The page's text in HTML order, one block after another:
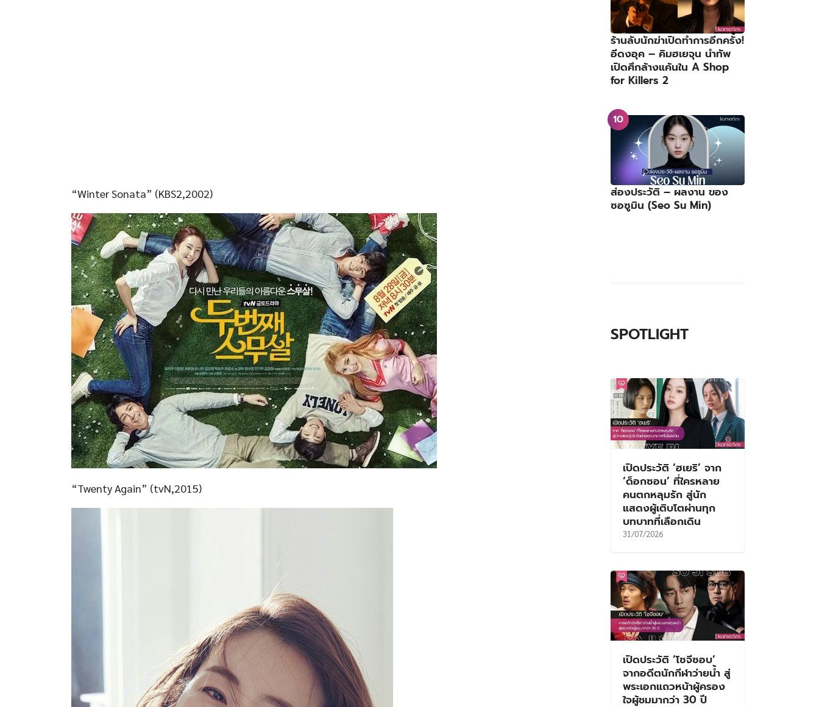
“Winter Sonata” (KBS2,2002)
“Twenty Again” (tvN,2015)
ร้านลับนักฆ่าเปิดทำการอีกครั้ง!
อีดงอุค – คิมฮเยจุน นำทัพ
เปิดศึกล้างแค้นใน A Shop
for Killers 2
ส่องประวัติ – ผลงาน ของ
ซอซูมิน (Seo Su Min)
SPOTLIGHT
เปิดประวัติ ‘ฮเยริ’ จาก
‘ด็อกซอน’ ที่ใครหลาย
คนตกหลุมรัก สู่นัก
แสดงผู้เติบโตผ่านทุก
บทบาทที่เลือกเดิน
31/07/2026
เปิดประวัติ ‘โซจีซอบ’
จากอดีตนักกีฬาว่ายน้ำ สู่
พระเอกแถวหน้าผู้ครอง
ใจผู้ชมมากว่า 30 ปี